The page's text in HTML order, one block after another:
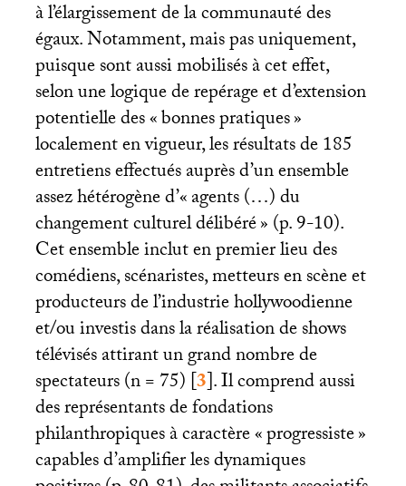
à l’élargissement de la communauté des
égaux. Notamment, mais pas uniquement,
puisque sont aussi mobilisés à cet effet,
selon une logique de repérage et d’extension
potentielle des «bonnes pratiques»
localement en vigueur, les résultats de 185
entretiens effectués auprès d’un ensemble
assez hétérogène d’«agents (…) du
changement culturel délibéré» (p. 9-10).
Cet ensemble inclut en premier lieu des
comédiens, scénaristes, metteurs en scène et
producteurs de l’industrie hollywoodienne
et/ou investis dans la réalisation de shows
télévisés attirant un grand nombre de
spectateurs (n = 75)[3]. Il comprend aussi
des représentants de fondations
philanthropiques à caractère «progressiste»
capables d’amplifier les dynamiques